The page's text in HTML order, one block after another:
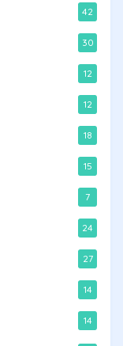
42
30
12
12
18
15
7
24
27
14
14